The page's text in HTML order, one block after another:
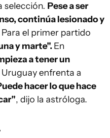
selección. Pese a ser
continúa lesionado y
Para el primer partido
y marte". En
a tener un
Uruguay enfrenta a
hacer lo que hace
, dijo la astróloga.